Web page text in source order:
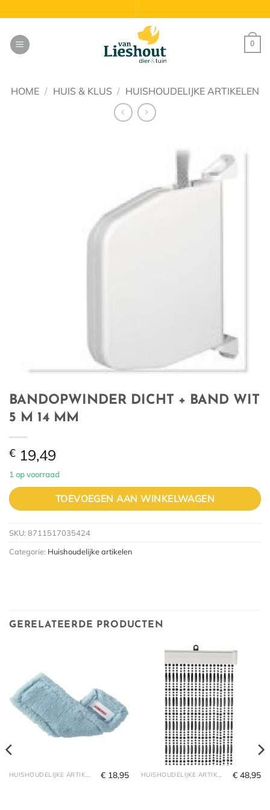
naar
inhoud
0
HOME / HUIS & KLUS / HUISHOUDELIJKE ARTIKELEN
BANDOPWINDER DICHT + BAND WIT
5 M 14 MM
€ 19,49
1 op voorraad
TOEVOEGEN AAN WINKELWAGEN
SKU: 8711517035424
Categorie: Huishoudelijke artikelen
GERELATEERDE PRODUCTEN
HUISHOUDELIJKE ARTIKELEN € 18,95 HUISHOUDELIJKE ARTIKELEN € 48,95